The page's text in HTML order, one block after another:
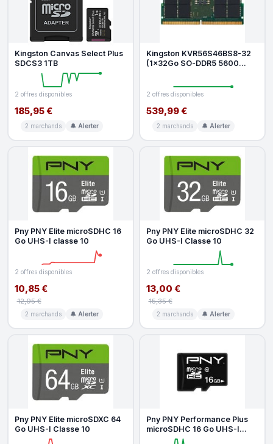
Kingston Canvas Select Plus
SDCS3 1TB
2 offres disponibles
185,95 €
2 marchands 🔔 Alerter
Kingston KVR56S46BS8-32
(1x32Go SO-DDR5 5600
2 offres disponibles
539,99 €
2 marchands 🔔 Alerter
Pny PNY Elite microSDHC 16
Go UHS-I classe 10
2 offres disponibles
10,85 €
12,95 €
2 marchands 🔔 Alerter
Pny PNY Elite microSDHC 32
Go UHS-I Classe 10
2 offres disponibles
13,00 €
15,35 €
2 marchands 🔔 Alerter
Pny PNY Elite microSDXC 64
Go UHS-I Classe 10
Pny PNY Performance Plus
microSDHC 16 Go UHS-I
classe 10